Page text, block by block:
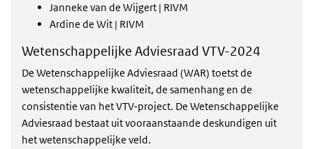
Janneke van de Wijgert | RIVM
Ardine de Wit | RIVM
Wetenschappelijke Adviesraad VTV-2024
De Wetenschappelijke Adviesraad (WAR) toetst de
wetenschappelijke kwaliteit, de samenhang en de
consistentie van het VTV-project. De Wetenschappelijke
Adviesraad bestaat uit vooraanstaande deskundigen uit
het wetenschappelijke veld.